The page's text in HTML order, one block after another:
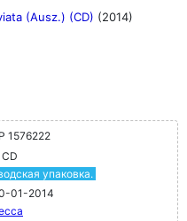
(Ausz.) (CD) (2014)
1576222
CD
упаковка.
01-2014